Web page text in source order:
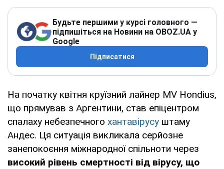
Будьте першими у курсі головного —
підпишіться на Новини на OBOZ.UA у
Google
Підписатися
На початку квітня круїзний лайнер MV Hondius,
що прямував з Аргентини, став епіцентром
спалаху небезпечного хантавірусу штаму
Андес. Ця ситуація викликала серйозне
занепокоєння міжнародної спільноти через
високий рівень смертності від вірусу, що